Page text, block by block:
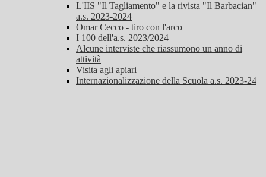
L'IIS "Il Tagliamento" e la rivista "Il Barbacian"
a.s. 2023-2024
Omar Cecco - tiro con l'arco
I 100 dell'a.s. 2023/2024
Alcune interviste che riassumono un anno di
attività
Visita agli apiari
Internazionalizzazione della Scuola a.s. 2023-24